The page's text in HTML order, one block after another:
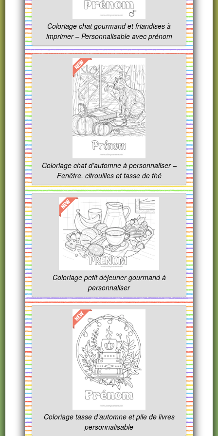
Coloriage chat gourmand et friandises à
imprimer – Personnalisable avec prénom
Coloriage chat d’automne à personnaliser –
Fenêtre, citrouilles et tasse de thé
Coloriage petit déjeuner gourmand à
personnaliser
Coloriage tasse d’automne et pile de livres
personnalisable